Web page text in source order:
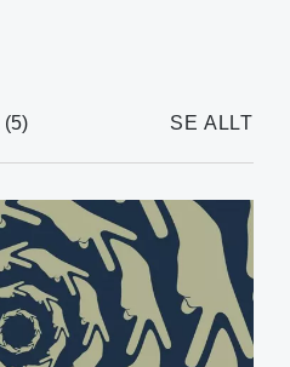
(5) SE ALLT